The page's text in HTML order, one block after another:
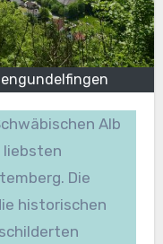
liebsten
Die
historischen